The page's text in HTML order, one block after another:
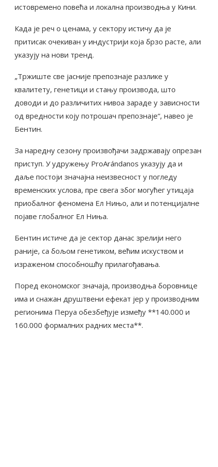
истовремено повећа и локална производња у Кини.
Када је реч о ценама, у сектору истичу да је
притисак очекиван у индустрији која брзо расте, али
указују на нови тренд.
„Тржиште све јасније препознаје разлике у
квалитету, генетици и стању производа, што
доводи и до различитих нивоа зараде у зависности
од вредности коју потрошач препознаје“, навео је
Бентин.
За наредну сезону произвођачи задржавају опрезан
приступ. У удружењу ProArándanos указују да и
даље постоји значајна неизвесност у погледу
временских услова, пре свега због могућег утицаја
приобалног феномена Ел Нињо, али и потенцијалне
појаве глобалног Ел Ниња.
Бентин истиче да је сектор данас зрелији него
раније, са бољом генетиком, већим искуством и
израженом способношћу прилагођавања.
Поред економског значаја, производња боровнице
има и снажан друштвени ефекат јер у производним
регионима Перуа обезбеђује између **140.000 и
160.000 формалних радних места**.